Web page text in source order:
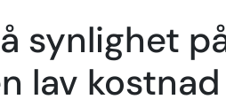
synlighet
lav kostnad